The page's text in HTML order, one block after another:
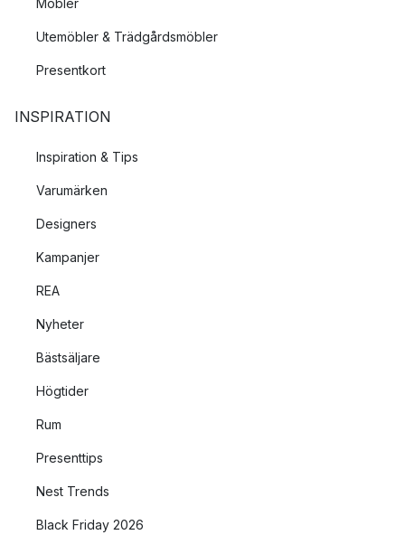
Möbler
Utemöbler & Trädgårdsmöbler
Presentkort
INSPIRATION
Inspiration & Tips
Varumärken
Designers
Kampanjer
REA
Nyheter
Bästsäljare
Högtider
Rum
Presenttips
Nest Trends
Black Friday 2026